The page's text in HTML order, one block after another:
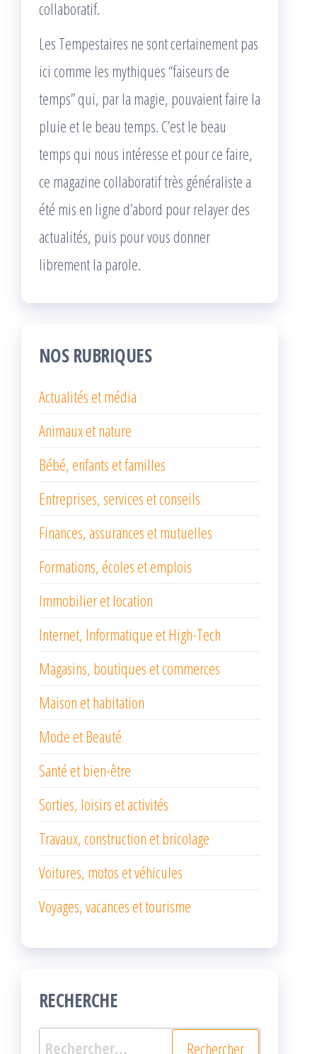
collaboratif.
Les Tempestaires ne sont certainement pas
ici comme les mythiques “faiseurs de
temps” qui, par la magie, pouvaient faire la
pluie et le beau temps. C’est le beau
temps qui nous intéresse et pour ce faire,
ce magazine collaboratif très généraliste a
été mis en ligne d’abord pour relayer des
actualités, puis pour vous donner
librement la parole.
NOS RUBRIQUES
Actualités et média
Animaux et nature
Bébé, enfants et familles
Entreprises, services et conseils
Finances, assurances et mutuelles
Formations, écoles et emplois
Immobilier et location
Internet, Informatique et High-Tech
Magasins, boutiques et commerces
Maison et habitation
Mode et Beauté
Santé et bien-être
Sorties, loisirs et activités
Travaux, construction et bricolage
Voitures, motos et véhicules
Voyages, vacances et tourisme
RECHERCHE
Rechercher :